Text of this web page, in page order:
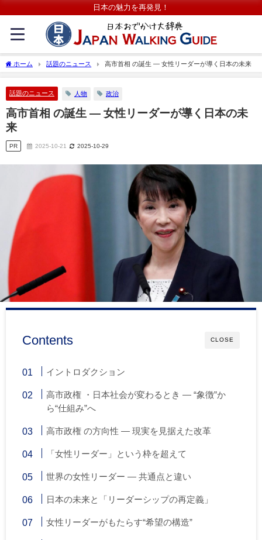
日本の魅力を再発見！
ホーム 話題のニュース 高市首相 の誕生 ― 女性リーダーが導く日本の未来
話題のニュース 人物 政治
高市首相 の誕生 ― 女性リーダーが導く日本の未
来
PR 2025-10-21 2025-10-29
CLOSE
Contents
イントロダクション
高市政権 ・日本社会が変わるとき ― “象徴”か
ら“仕組み”へ
高市政権 の方向性 ― 現実を見据えた改革
「女性リーダー」という枠を超えて
世界の女性リーダー ― 共通点と違い
日本の未来と「リーダーシップの再定義」
女性リーダーがもたらす“希望の構造”